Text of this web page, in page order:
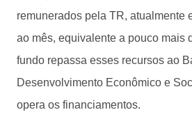
remunerados pela TR, atualmente
ao mês, equivalente a pouco mais
fundo repassa esses recursos ao
Desenvolvimento Econômico e
opera os financiamentos.